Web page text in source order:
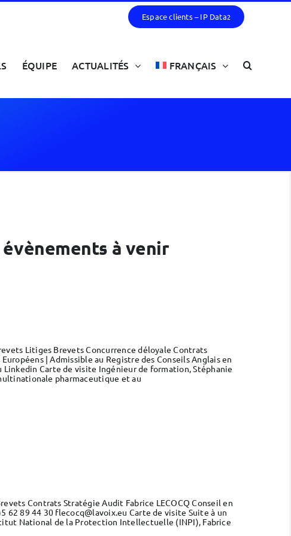
Espace clients – IP Data2
ÉQUIPE ACTUALITÉS FRANÇAIS
à venir
Litiges Brevets Concurrence déloyale Contrats
| Admissible au Registre des Conseils Anglais en
Linkedin Carte de visite Ingénieur de formation, Stéphanie
pharmaceutique et au
Contrats Stratégie Audit Fabrice LECOCQ Conseil en
62 89 44 30 flecocq@lavoix.eu Carte de visite Suite à un
National de la Protection Intellectuelle (INPI), Fabrice